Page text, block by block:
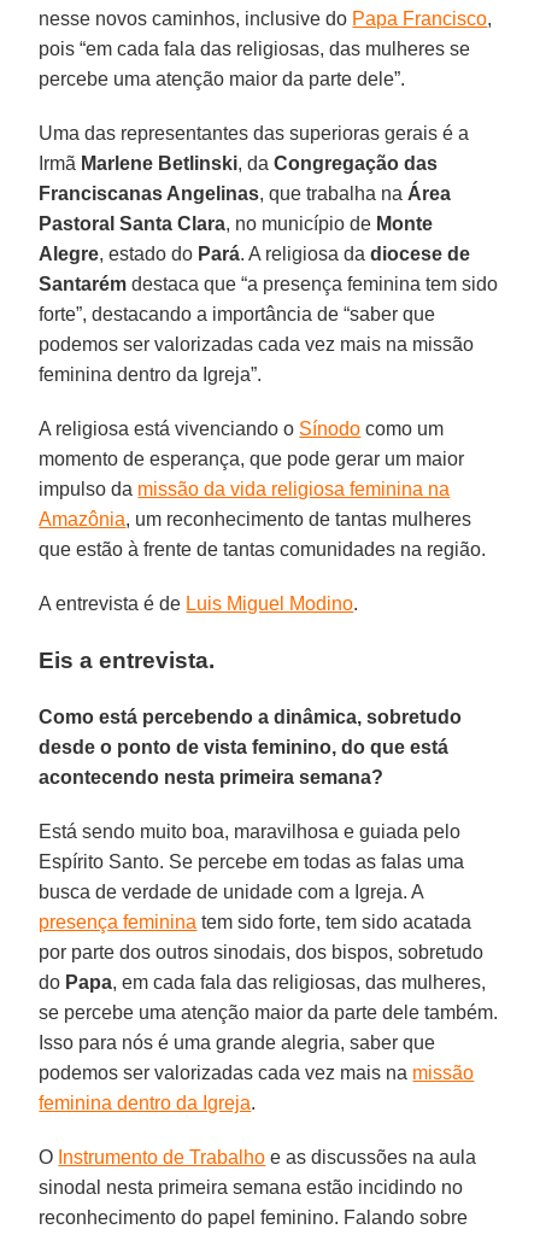
nesse novos caminhos, inclusive do Papa Francisco,
pois “em cada fala das religiosas, das mulheres se
percebe uma atenção maior da parte dele”.
Uma das representantes das superioras gerais é a
Irmã Marlene Betlinski, daCongregação das
Franciscanas Angelinas, que trabalha na Área
Pastoral Santa Clara, no município de Monte
Alegre, estado do Pará. A religiosa dadiocese de
Santarém destaca que “a presença feminina tem sido
forte”, destacando a importância de “saber que
podemos ser valorizadas cada vez mais na missão
feminina dentro da Igreja”.
A religiosa está vivenciando o Sínodo como um
momento de esperança, que pode gerar um maior
impulso da missão da vida religiosa feminina na
Amazônia, um reconhecimento de tantas mulheres
que estão à frente de tantas comunidades na região.
A entrevista é de Luis Miguel Modino.
Eis a entrevista.
Como está percebendo a dinâmica, sobretudo
desde o ponto de vista feminino, do que está
acontecendo nesta primeira semana?
Está sendo muito boa, maravilhosa e guiada pelo
Espírito Santo. Se percebe em todas as falas uma
busca de verdade de unidade com a Igreja. A
presença feminina tem sido forte, tem sido acatada
por parte dos outros sinodais, dos bispos, sobretudo
do Papa, em cada fala das religiosas, das mulheres,
se percebe uma atenção maior da parte dele também.
Isso para nós é uma grande alegria, saber que
podemos ser valorizadas cada vez mais na missão
feminina dentro da Igreja.
O Instrumento de Trabalho e as discussões na aula
sinodal nesta primeira semana estão incidindo no
reconhecimento do papel feminino. Falando sobre